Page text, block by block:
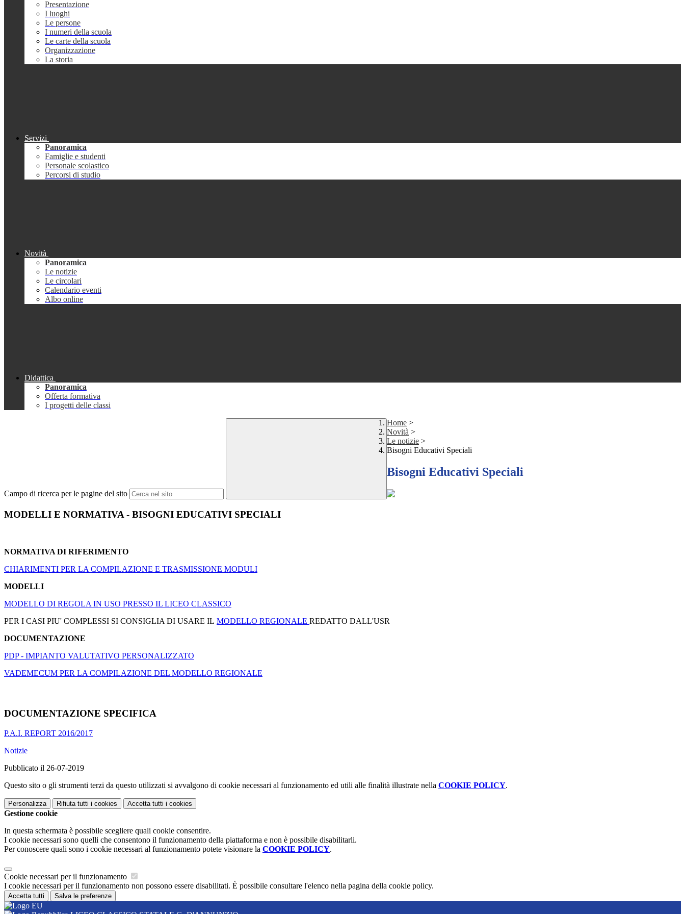
Presentazione
I luoghi
Le persone
I numeri della scuola
Le carte della scuola
Organizzazione
La storia
Servizi
Panoramica
Famiglie e studenti
Personale scolastico
Percorsi di studio
Novità
Panoramica
Le notizie
Le circolari
Calendario eventi
Albo online
Didattica
Panoramica
Offerta formativa
I progetti delle classi
Campo di ricerca per le pagine del sito
Home >
Novità >
Le notizie >
Bisogni Educativi Speciali
Bisogni Educativi Speciali
MODELLI E NORMATIVA - BISOGNI EDUCATIVI SPECIALI
NORMATIVA DI RIFERIMENTO
CHIARIMENTI PER LA COMPILAZIONE E TRASMISSIONE MODULI
MODELLI
MODELLO DI REGOLA IN USO PRESSO IL LICEO CLASSICO
PER I CASI PIU' COMPLESSI SI CONSIGLIA DI USARE IL MODELLO REGIONALE REDATTO DALL'USR
DOCUMENTAZIONE
PDP - IMPIANTO VALUTATIVO PERSONALIZZATO
VADEMECUM PER LA COMPILAZIONE DEL MODELLO REGIONALE
DOCUMENTAZIONE SPECIFICA
P.A.I. REPORT 2016/2017
Notizie
Pubblicato il 26-07-2019
Questo sito o gli strumenti terzi da questo utilizzati si avvalgono di cookie necessari al funzionamento ed utili alle finalità illustrate nella COOKIE POLICY.
Personalizza Rifiuta tutti i cookies Accetta tutti i cookies
Gestione cookie
In questa schermata è possibile scegliere quali cookie consentire.
I cookie necessari sono quelli che consentono il funzionamento della piattaforma e non è possibile disabilitarli.
Per conoscere quali sono i cookie necessari al funzionamento potete visionare la COOKIE POLICY.
Cookie necessari per il funzionamento
I cookie necessari per il funzionamento non possono essere disabilitati. È possibile consultare l'elenco nella pagina della cookie policy.
Accetta tutti Salva le preferenze